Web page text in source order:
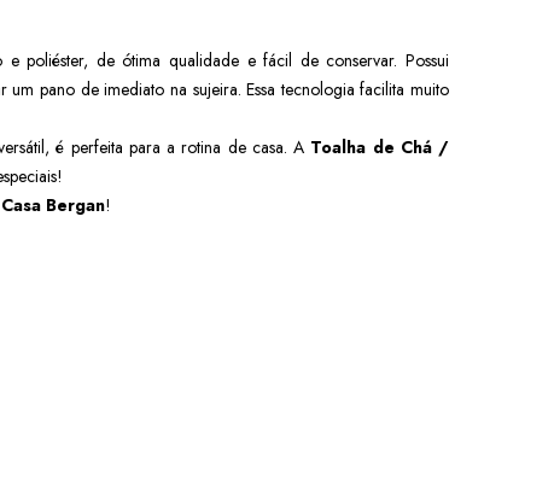
poliéster, de ótima qualidade e fácil de conservar. Possui
um pano de imediato na sujeira. Essa tecnologia facilita muito
é perfeita para a rotina de casa. A Toalha de Chá /
Casa Bergan!